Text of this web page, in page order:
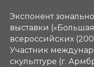
Экспонент
выставки
всероссийских
Участник
скульптуре (г.